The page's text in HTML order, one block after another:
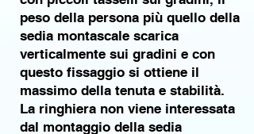
peso della persona più quello della
sedia montascale scarica
verticalmente sui gradini e con
questo fissaggio si ottiene il
massimo della tenuta e stabilità.
La ringhiera non viene interessata
dal montaggio della sedia